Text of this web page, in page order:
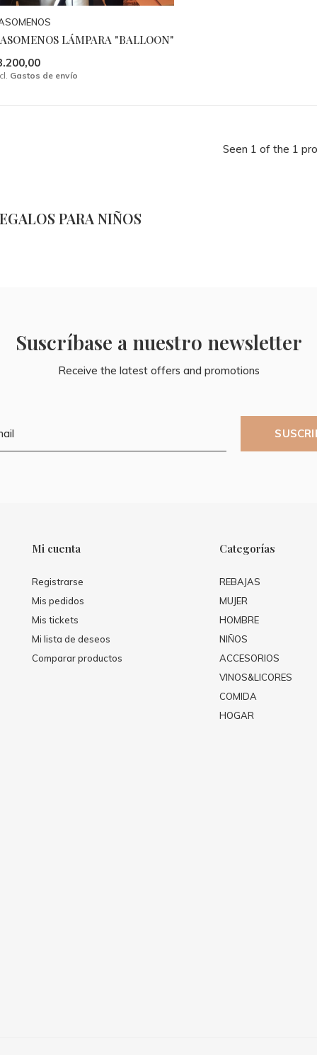
LÁMPARA "BALLOON"
Gastos de envío
Seen 1 of the 1
PARA NIÑOS
Suscríbase a nuestro newsletter
Receive the latest offers and promotions
Mi cuenta
Registrarse
Mis pedidos
Mis tickets
Mi lista de deseos
Comparar productos
Categorías
REBAJAS
MUJER
HOMBRE
NIÑOS
ACCESORIOS
VINOS&LICORES
COMIDA
HOGAR